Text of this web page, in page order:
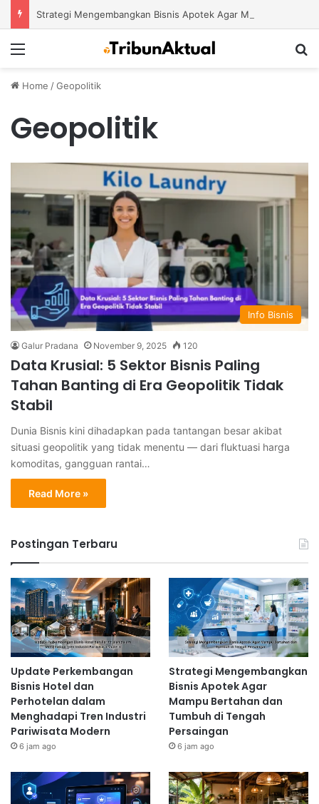
Home /Geopolitik
Geopolitik
Info Bisnis
Galur Pradana November 9, 2025 120
Data Krusial: 5 Sektor Bisnis Paling
Tahan Banting di Era Geopolitik Tidak
Stabil
Dunia Bisnis kini dihadapkan pada tantangan besar akibat
situasi geopolitik yang tidak menentu — dari fluktuasi harga
komoditas, gangguan rantai…
Read More »
Postingan Terbaru
Update Perkembangan
Bisnis Hotel dan
Perhotelan dalam
Menghadapi Tren Industri
Pariwisata Modern
6 jam ago
Strategi Mengembangkan
Bisnis Apotek Agar
Mampu Bertahan dan
Tumbuh di Tengah
Persaingan
6 jam ago